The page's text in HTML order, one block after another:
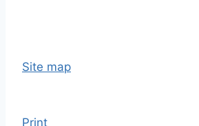
Site map
Print